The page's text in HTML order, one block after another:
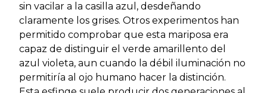
sin vacilar a la casilla azul, desdeñando
claramente los grises. Otros experimentos han
permitido comprobar que esta mariposa era
capaz de distinguir el verde amarillento del
azul violeta, aun cuando la débil iluminación no
permitiría al ojo humano hacer la distinción.